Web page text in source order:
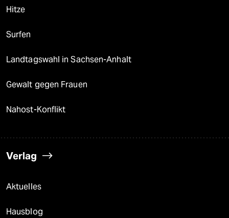
Hitze
Surfen
Landtagswahl in Sachsen-Anhalt
Gewalt gegen Frauen
Nahost-Konflikt
Verlag
Aktuelles
Hausblog